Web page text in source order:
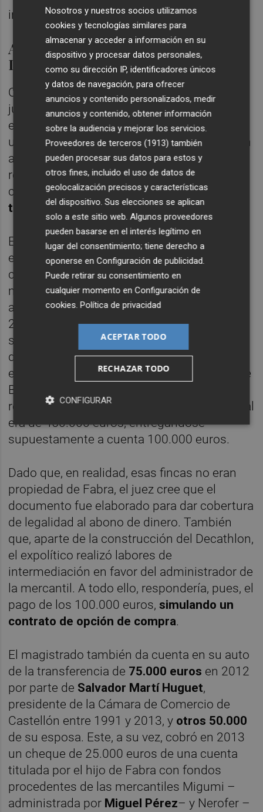
Abono de la constructora del
Decathlon de Onda
Otra de las operaciones que menciona el
juez en su auto de procedimiento abreviado
es una transferencia de100.000 euros
una cuenta titulada por la mercantil
Ebrogan
a otra titulada por Fabra en 2010. Ésta había
realizado la construcción de un centro
comercial de la cadenaDecathlon en el
término municipal de Onda.
En uno de los registros a la vivienda del
expolítico, la policía encontró un contrato
con opción de compra fechado en ese
mismo año entre él y Arturo Beltrán,
administrador de Ebrogan –y fallecido en
2014, de manera que la causa no se puede
seguir contra él–, sobre tres fincas que se
decía que eran propiedad de Fabra. Éstas se
encontraban en la Urbanización La Coma, de
Borriol, y el contrato venía sin inscripción
registral ni referencia catastral. El precio total
era de 450.000 euros, entregándose
supuestamente a cuenta 100.000 euros.
Dado que, en realidad, esas fincas no eran
propiedad de Fabra, el juez cree que el
documento fue elaborado para dar cobertura
de legalidad al abono de dinero. También
que, aparte de la construcción del Decathlon,
el expolítico realizó labores de
intermediación en favor del administrador de
la mercantil. A todo ello, respondería, pues, el
pago de los 100.000 euros,simulando un
contrato de opción de compra.
El magistrado también da cuenta en su auto
de la transferencia de 75.000 euros en 2012
por parte de Salvador Martí Huguet,
presidente de la Cámara de Comercio de
Castellón entre 1991 y 2013, y otros 50.000
de su esposa. Este, a su vez, cobró en 2013
un cheque de 25.000 euros de una cuenta
titulada por el hijo de Fabra con fondos
procedentes de las mercantiles Migumi –
administrada por Miguel Pérez– y Nerofer –
Nosotros y nuestros socios utilizamos
cookies y tecnologías similares para
almacenar y acceder a información en su
dispositivo y procesar datos personales,
como su dirección IP, identificadores únicos
y datos de navegación, para ofrecer
anuncios y contenido personalizados, medir
anuncios y contenido, obtener información
sobre la audiencia y mejorar los servicios.
Proveedores de terceros (1913) también
pueden procesar sus datos para estos y
otros fines, incluido el uso de datos de
geolocalización precisos y características
del dispositivo. Sus elecciones se aplican
solo a este sitio web. Algunos proveedores
pueden basarse en el interés legítimo en
lugar del consentimiento; tiene derecho a
oponerse enConfiguración de publicidad
Puede retirar su consentimiento en
cualquier momento enConfiguración de
cookies .Política de privacidad
ACEPTAR TODO
RECHAZAR TODO
CONFIGURAR